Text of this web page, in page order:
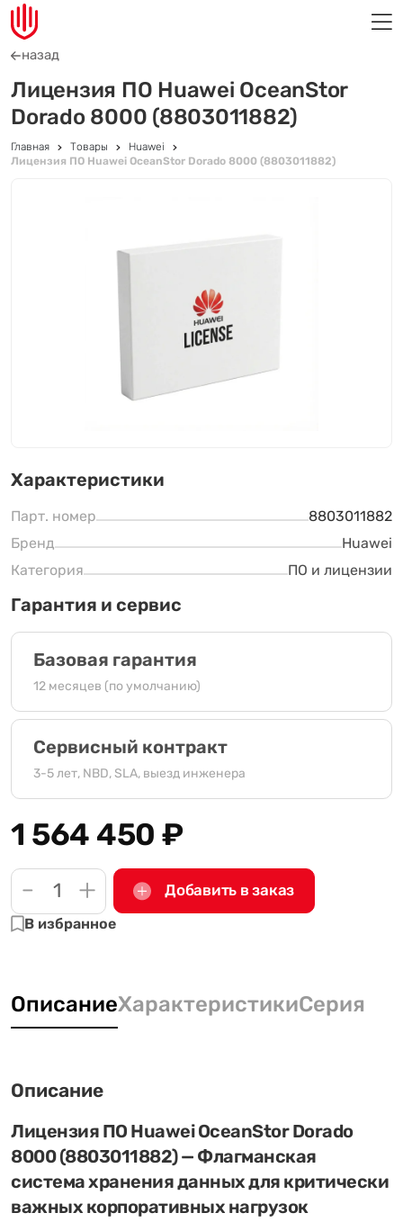
назад
Лицензия ПО Huawei OceanStor
Dorado 8000 (8803011882)
Главная Товары
Huawei
Лицензия ПО Huawei OceanStor Dorado 8000 (8803011882)
Характеристики
Парт. номер
8803011882
Бренд
Huawei
Категория
ПО и лицензии
Гарантия и сервис
Базовая гарантия
12 месяцев (по умолчанию)
Сервисный контракт
3-5 лет, NBD, SLA, выезд инженера
1 564 450₽
- + Добавить в заказ
В избранное
ОписаниеХарактеристикиСерия
Описание
Лицензия ПО Huawei OceanStor Dorado
8000 (8803011882) — Флагманская
система хранения данных для критически
важных корпоративных нагрузок